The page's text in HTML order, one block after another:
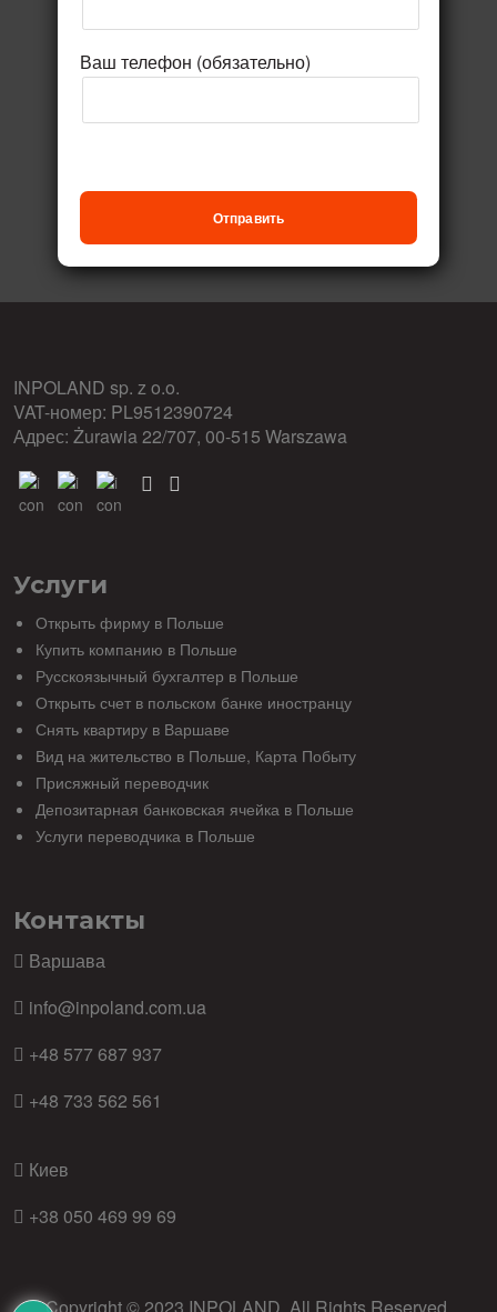
Ваш телефон (обязательно)
INPOLAND sp. z o.o.
VAT-номер: PL9512390724
Адрес: Żurawia 22/707, 00-515 Warszawa
Услуги
Открыть фирму в Польше
Купить компанию в Польше
Русскоязычный бухгалтер в Польше
Открыть счет в польском банке иностранцу
Снять квартиру в Варшаве
Вид на жительство в Польше, Карта Побыту
Присяжный переводчик
Депозитарная банковская ячейка в Польше
Услуги переводчика в Польше
Контакты
Варшава
info@inpoland.com.ua
+48 577 687 937
+48 733 562 561
Киев
+38 050 469 99 69